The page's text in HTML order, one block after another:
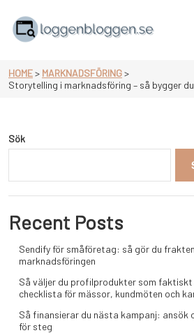
content
HOME> MARKNADSFÖRING>
Storytelling i marknadsföring – så bygger
Sök
Recent Posts
Sendify för småföretag: så gör du
marknadsföringen
Så väljer du profilprodukter som faktiskt
checklista för mässor, kundmöten och
Så finansierar du nästa kampanj:
för steg